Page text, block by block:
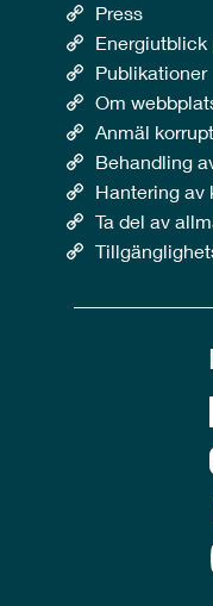
Press
Energiutblick
Publikationer
Om
Anmäl
Behandling
Hantering av
Ta del av